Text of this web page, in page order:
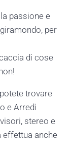
passione e
per
di cose
trovare
e Arredi
stereo e
effettua anche